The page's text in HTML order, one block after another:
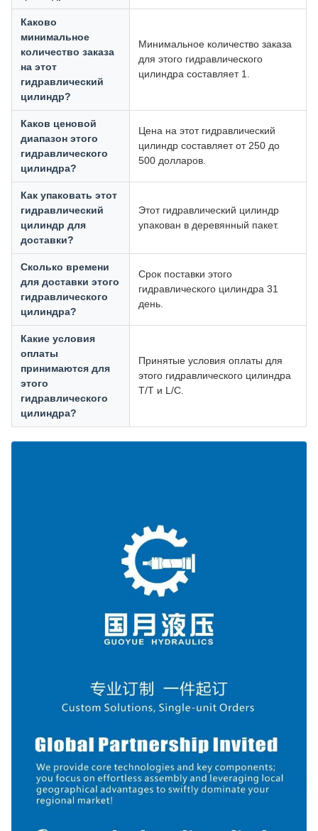
Каково
минимальное
количество заказа
на этот
гидравлический
цилиндр?
Минимальное количество заказа
для этого гидравлического
цилиндра составляет 1.
Каков ценовой
диапазон этого
гидравлического
цилиндра?
Цена на этот гидравлический
цилиндр составляет от 250 до
500 долларов.
Как упаковать этот
гидравлический
цилиндр для
доставки?
Этот гидравлический цилиндр
упакован в деревянный пакет.
Сколько времени
для доставки этого
гидравлического
цилиндра?
Срок поставки этого
гидравлического цилиндра 31
день.
Какие условия
оплаты
принимаются для
этого
гидравлического
цилиндра?
Принятые условия оплаты для
этого гидравлического цилиндра
T/T и L/C.